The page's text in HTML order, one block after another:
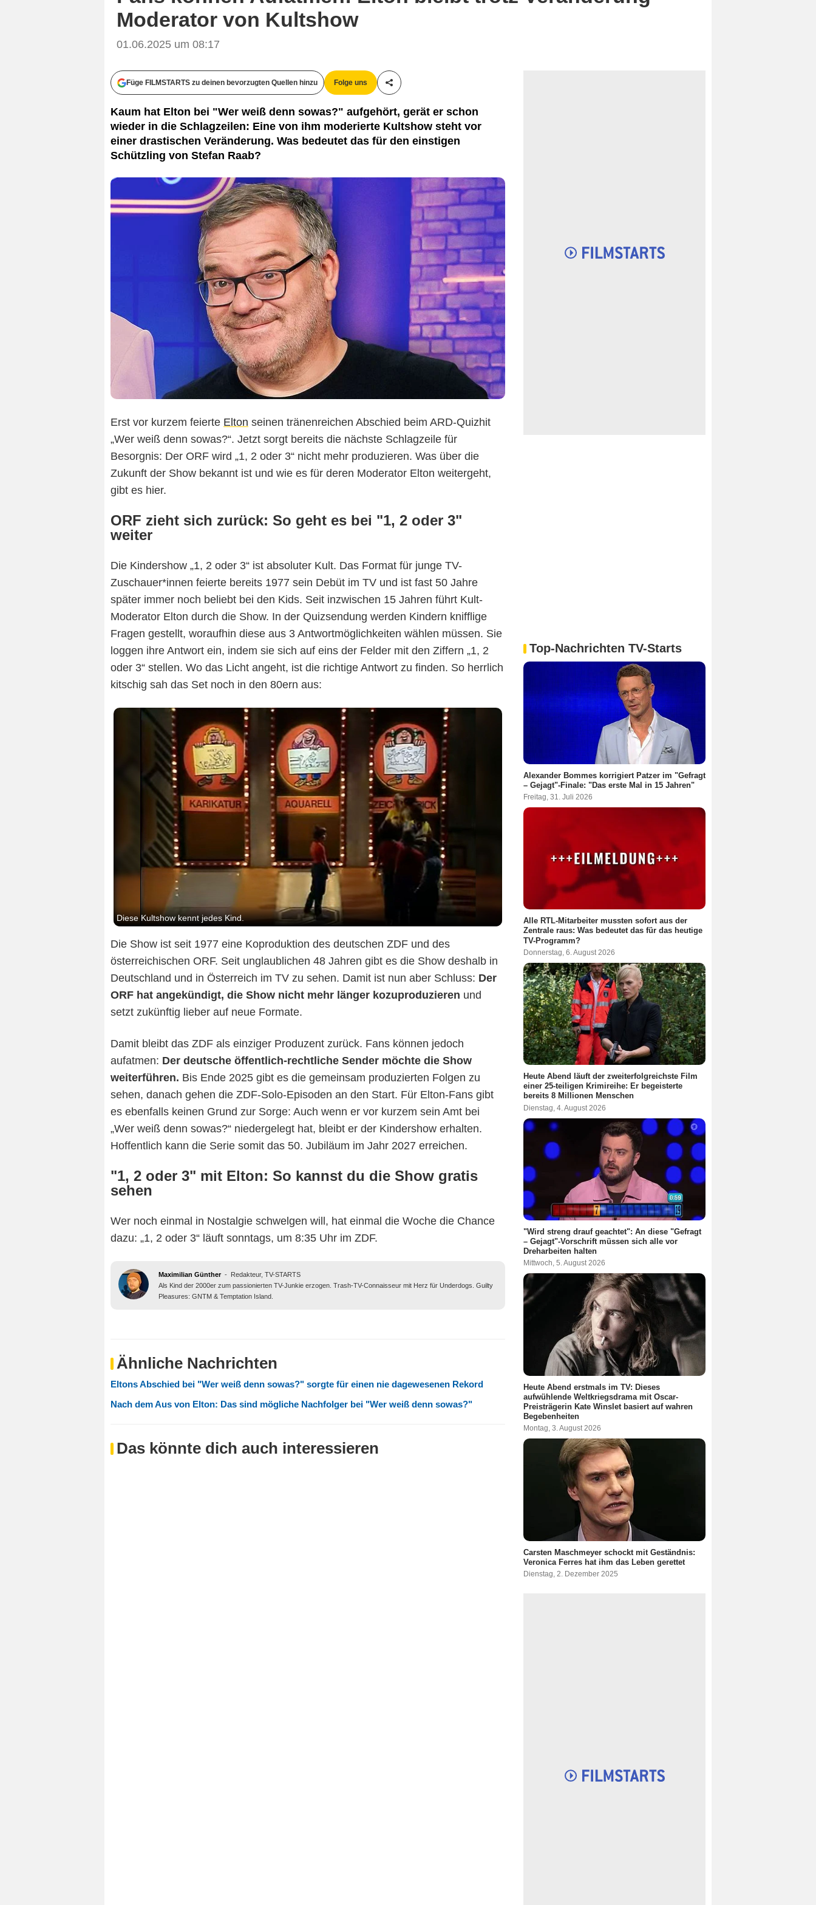
Moderator von Kultshow
01.06.2025 um 08:17
Füge FILMSTARTS zu deinen bevorzugten Quellen hinzu Folge uns
Teile diesen Artikel
Kaum hat Elton bei "Wer weiß denn sowas?" aufgehört, gerät er schon
wieder in die Schlagzeilen: Eine von ihm moderierte Kultshow steht vor
einer drastischen Veränderung. Was bedeutet das für den einstigen
Schützling von Stefan Raab?
Erst vor kurzem feierte Elton seinen tränenreichen Abschied beim ARD-Quizhit
„Wer weiß denn sowas?“. Jetzt sorgt bereits die nächste Schlagzeile für
Besorgnis: Der ORF wird „1, 2 oder 3“ nicht mehr produzieren. Was über die
Zukunft der Show bekannt ist und wie es für deren Moderator Elton weitergeht,
gibt es hier.
ORF zieht sich zurück: So geht es bei "1, 2 oder 3"
weiter
Die Kindershow „1, 2 oder 3“ ist absoluter Kult. Das Format für junge TV-
Zuschauer*innen feierte bereits 1977 sein Debüt im TV und ist fast 50 Jahre
später immer noch beliebt bei den Kids. Seit inzwischen 15 Jahren führt Kult-
Moderator Elton durch die Show. In der Quizsendung werden Kindern knifflige
Fragen gestellt, woraufhin diese aus 3 Antwortmöglichkeiten wählen müssen. Sie
loggen ihre Antwort ein, indem sie sich auf eins der Felder mit den Ziffern „1, 2
oder 3“ stellen. Wo das Licht angeht, ist die richtige Antwort zu finden. So herrlich
kitschig sah das Set noch in den 80ern aus:
Diese Kultshow kennt jedes Kind.
Die Show ist seit 1977 eine Koproduktion des deutschen ZDF und des
österreichischen ORF. Seit unglaublichen 48 Jahren gibt es die Show deshalb in
Deutschland und in Österreich im TV zu sehen. Damit ist nun aber Schluss: Der
ORF hat angekündigt, die Show nicht mehr länger kozuproduzieren und
setzt zukünftig lieber auf neue Formate.
Damit bleibt das ZDF als einziger Produzent zurück. Fans können jedoch
aufatmen: Der deutsche öffentlich-rechtliche Sender möchte die Show
weiterführen. Bis Ende 2025 gibt es die gemeinsam produzierten Folgen zu
sehen, danach gehen die ZDF-Solo-Episoden an den Start. Für Elton-Fans gibt
es ebenfalls keinen Grund zur Sorge: Auch wenn er vor kurzem sein Amt bei
„Wer weiß denn sowas?“ niedergelegt hat, bleibt er der Kindershow erhalten.
Hoffentlich kann die Serie somit das 50. Jubiläum im Jahr 2027 erreichen.
"1, 2 oder 3" mit Elton: So kannst du die Show gratis
sehen
Wer noch einmal in Nostalgie schwelgen will, hat einmal die Woche die Chance
dazu: „1, 2 oder 3“ läuft sonntags, um 8:35 Uhr im ZDF.
Maximilian Günther -
Redakteur, TV-STARTS
Als Kind der 2000er zum passionierten TV-Junkie erzogen. Trash-TV-Connaisseur mit Herz für Underdogs. Guilty
Pleasures: GNTM & Temptation Island.
Ähnliche Nachrichten
Eltons Abschied bei "Wer weiß denn sowas?" sorgte für einen nie dagewesenen Rekord
Nach dem Aus von Elton: Das sind mögliche Nachfolger bei "Wer weiß denn sowas?"
Das könnte dich auch interessieren
Top-Nachrichten TV-Starts
Alexander Bommes korrigiert Patzer im "Gefragt
– Gejagt"-Finale: "Das erste Mal in 15 Jahren"
Freitag, 31. Juli 2026
Alle RTL-Mitarbeiter mussten sofort aus der
Zentrale raus: Was bedeutet das für das heutige
TV-Programm?
Donnerstag, 6. August 2026
Heute Abend läuft der zweiterfolgreichste Film
einer 25-teiligen Krimireihe: Er begeisterte
bereits 8 Millionen Menschen
Dienstag, 4. August 2026
"Wird streng drauf geachtet": An diese "Gefragt
– Gejagt"-Vorschrift müssen sich alle vor
Dreharbeiten halten
Mittwoch, 5. August 2026
Heute Abend erstmals im TV: Dieses
aufwühlende Weltkriegsdrama mit Oscar-
Preisträgerin Kate Winslet basiert auf wahren
Begebenheiten
Montag, 3. August 2026
Carsten Maschmeyer schockt mit Geständnis:
Veronica Ferres hat ihm das Leben gerettet
Dienstag, 2. Dezember 2025